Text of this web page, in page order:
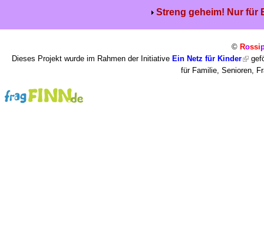
Streng geheim! Nur für
© Rossi
Dieses Projekt wurde im Rahmen der Initiative Ein Netz für Kinder
für Familie, Senioren,